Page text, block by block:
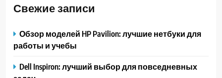
Свежие записи
Обзор моделей HP Pavilion: лучшие нетбуки для
работы и учебы
Dell Inspiron: лучший выбор для повседневных